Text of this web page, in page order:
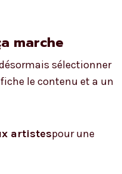
marche
sélectionner
le contenu et a un
artistespour une